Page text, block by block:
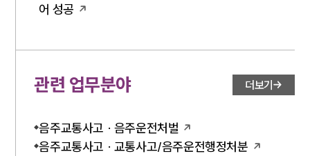
어 성공
관련 업무분야 더보기
음주교통사고 · 음주운전처벌
음주교통사고 · 교통사고/음주운전행정처분